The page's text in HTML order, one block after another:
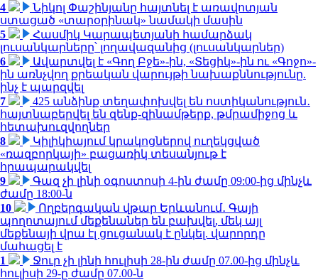
4
Նիկոլ Փաշինյանը հայտնել է առավոտյան
ստացած «տարօրինակ» նամակի մասին
5
Հասմիկ Կարապետյանի համարձակ
լուսանկարները՝ լողավազանից (լուսանկարներ)
6
Ավարտվել է «Գող Բջե»-ին, «Տեցիկ»-ին ու «Գոջո»-
ին առնչվող քրեական վարույթի նախաքննությունը.
ինչ է պարզվել
7
425 անձինք տեղափոխվել են ոստիկանություն․
հայտնաբերվել են զենք-զինամթերք, թմրամիջոց և
հետախուզվողներ
8
Կիլիկիայում կրակոցներով ուղեկցված
«ռազբորկայի» բացառիկ տեսանյութ է
հրապարակվել
9
Գազ չի լինի օգոստոսի 4-ին ժամը 09:00-ից մինչև
ժամը 18:00-ն
10
Ողբերգական վթար Երևանում․ Գայի
պողոտայում մեքենաներ են բախվել, մեկ այլ
մեքենայի վրա էլ ցուցանակ է ընկել. վարորդը
մահացել է
1
Ջուր չի լինի հուլիսի 28-ին ժամը 07.00-ից մինչև
հուլիսի 29-ը ժամը 07.00-ն